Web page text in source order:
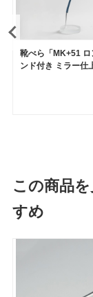
靴べら「MK+51 ロ
ンド付き ミラー仕
この商品
すめ